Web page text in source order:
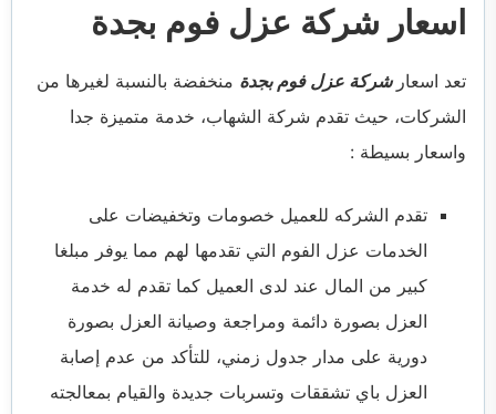
اسعار شركة عزل فوم بجدة
تعد اسعار شركة عزل فوم بجدة منخفضة بالنسبة لغيرها من
الشركات، حيث تقدم شركة الشهاب، خدمة متميزة جدا
واسعار بسيطة :
تقدم الشركه للعميل خصومات وتخفيضات على
الخدمات عزل الفوم التي تقدمها لهم مما يوفر مبلغا
كبير من المال عند لدى العميل كما تقدم له خدمة
العزل بصورة دائمة ومراجعة وصيانة العزل بصورة
دورية على مدار جدول زمني، للتأكد من عدم إصابة
العزل باي تشققات وتسربات جديدة والقيام بمعالجته